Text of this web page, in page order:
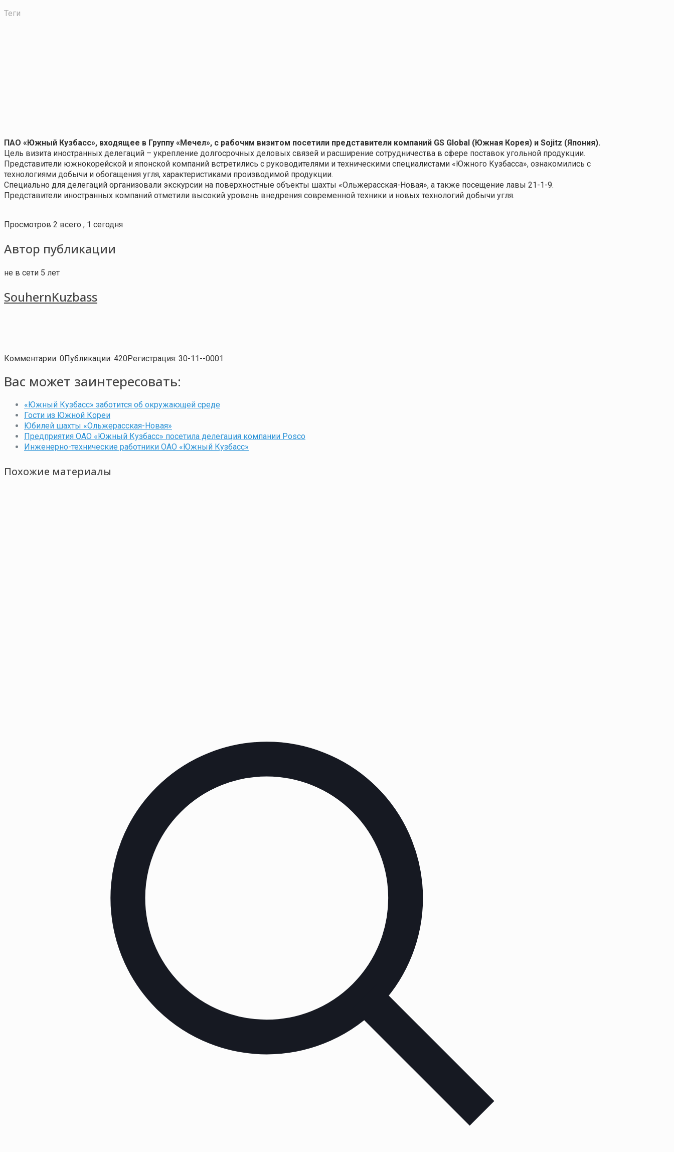
Теги
ПАО «Южный Кузбасс», входящее в Группу «Мечел», с рабочим визитом посетили представители компаний GS Global (Южная Корея) и Sojitz (Япония).
Цель визита иностранных делегаций – укрепление долгосрочных деловых связей и расширение сотрудничества в сфере поставок угольной продукции.
Представители южнокорейской и японской компаний встретились с руководителями и техническими специалистами «Южного Кузбасса», ознакомились с
технологиями добычи и обогащения угля, характеристиками производимой продукции.
Специально для делегаций организовали экскурсии на поверхностные объекты шахты «Ольжерасская-Новая», а также посещение лавы 21-1-9.
Представители иностранных компаний отметили высокий уровень внедрения современной техники и новых технологий добычи угля.
Просмотров 2 всего , 1 сегодня
Автор публикации
не в сети 5 лет
SouhernKuzbass
Комментарии: 0Публикации: 420Регистрация: 30-11--0001
Вас может заинтересовать:
«Южный Кузбасс» заботится об окружающей среде
Гости из Южной Кореи
Юбилей шахты «Ольжерасская-Новая»
Предприятия ОАО «Южный Кузбасс» посетила делегация компании Posco
Инженерно-технические работники ОАО «Южный Кузбасс»
Похожие материалы